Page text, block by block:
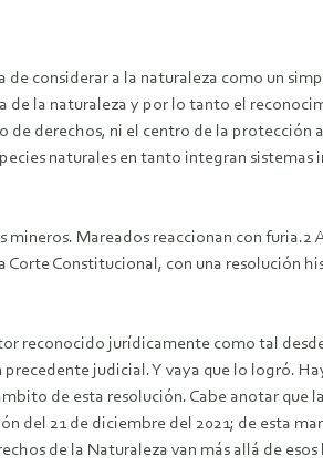
considerar a la naturaleza como un
de la naturaleza y por lo tanto el
de derechos, ni el centro de la
naturales en tanto integran
mineros. Mareados reaccionan con
Corte Constitucional, con una
reconocido jurídicamente como tal
judicial. Y vaya que lo logró.
de esta resolución. Cabe anotar
del 21 de diciembre del 2021; de esta
de la Naturaleza van más allá de